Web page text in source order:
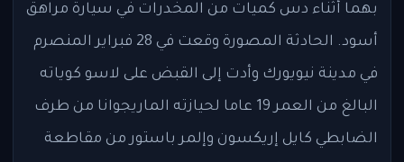
بهما أثناء دس كميات من المخدرات في سيارة مراهق
أسود. الحادثة المصورة وقعت في 28 فبراير المنصرم
في مدينة نيويورك وأدت إلى القبض على لاسو كوياته
البالغ من العمر 19 عاما لحيازته الماريجوانا من طرف
الضابطي كايل إريكسون وإلمر باستور من مقاطعة